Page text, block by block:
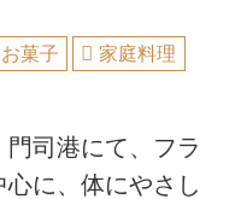
お菓子 家庭料理
司港にて、フラ
に、体にやさし